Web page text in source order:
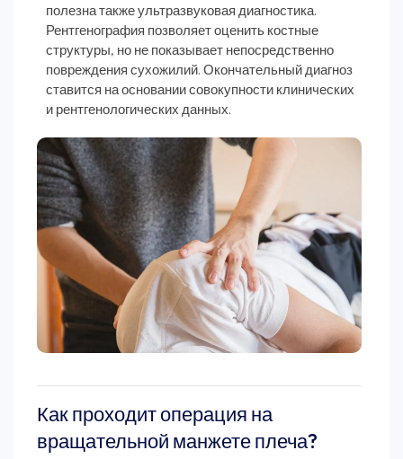
полезна также ультразвуковая диагностика.
Рентгенография позволяет оценить костные
структуры, но не показывает непосредственно
повреждения сухожилий. Окончательный диагноз
ставится на основании совокупности клинических
и рентгенологических данных.
Как проходит операция на
вращательной манжете плеча?